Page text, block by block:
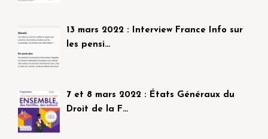
13 mars 2022 : Interview France Info sur
les pensi…
7 et 8 mars 2022 : États Généraux du
Droit de la F…